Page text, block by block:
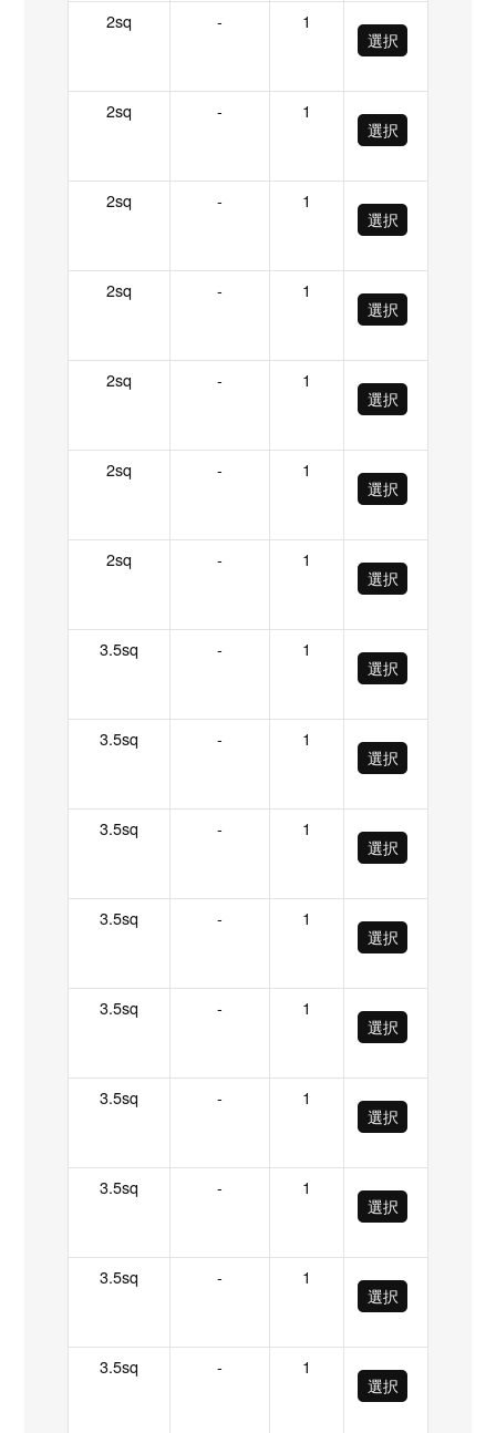
2sq -
1
選択
2sq -
1
選択
2sq -
1
選択
2sq -
1
選択
2sq -
1
選択
2sq -
1
選択
2sq -
1
選択
3.5sq -
1
選択
3.5sq -
1
選択
3.5sq -
1
選択
3.5sq -
1
選択
3.5sq -
1
選択
3.5sq -
1
選択
3.5sq -
1
選択
3.5sq -
1
選択
3.5sq -
1
選択